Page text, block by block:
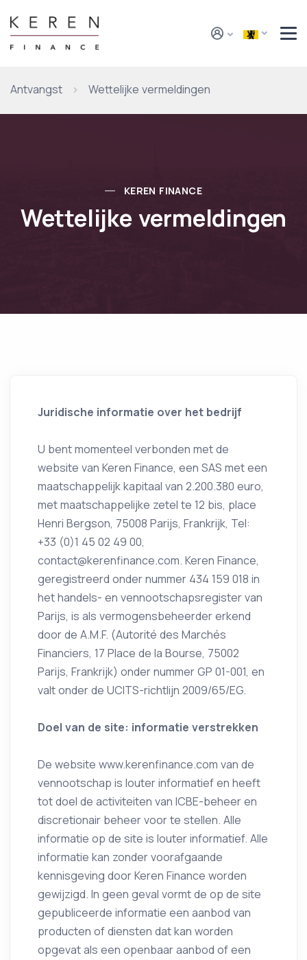
Antvangst Wettelijke vermeldingen
KEREN FINANCE
Wettelijke vermeldingen
Juridische informatie over het bedrijf
U bent momenteel verbonden met de
website van Keren Finance, een SAS met een
maatschappelijk kapitaal van 2.200.380 euro,
met maatschappelijke zetel te 12 bis, place
Henri Bergson, 75008 Parijs, Frankrijk, Tel:
+33 (0)1 45 02 49 00,
contact@kerenfinance.com. Keren Finance,
geregistreerd onder nummer 434 159 018 in
het handels- en vennootschapsregister van
Parijs, is als vermogensbeheerder erkend
door de A.M.F. (Autorité des Marchés
Financiers, 17 Place de la Bourse, 75002
Parijs, Frankrijk) onder nummer GP 01-001, en
valt onder de UCITS-richtlijn 2009/65/EG.
Doel van de site: informatie verstrekken
De website www.kerenfinance.com van de
vennootschap is louter informatief en heeft
tot doel de activiteiten van ICBE-beheer en
discretionair beheer voor te stellen. Alle
informatie op de site is louter informatief. Alle
informatie kan zonder voorafgaande
kennisgeving door Keren Finance worden
gewijzigd. In geen geval vormt de op de site
gepubliceerde informatie een aanbod van
producten of diensten dat kan worden
opgevat als een openbaar aanbod of een